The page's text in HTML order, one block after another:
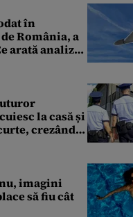
în
România, a
arată analiza
la casă și
crezând
imagini
să fiu cât